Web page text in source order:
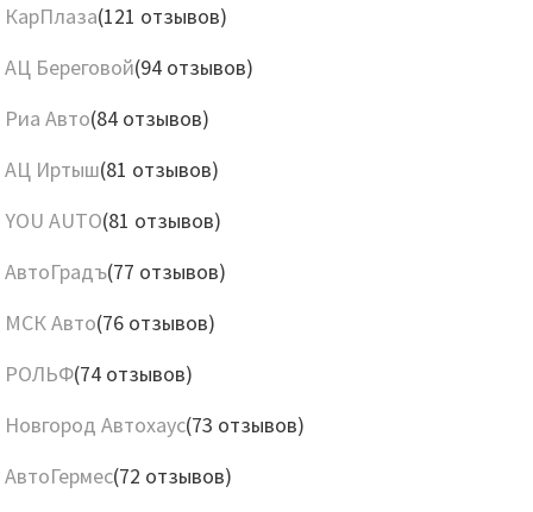
КарПлаза(121 отзывов)
АЦ Береговой(94 отзывов)
Риа Авто(84 отзывов)
АЦ Иртыш(81 отзывов)
YOU AUTO(81 отзывов)
АвтоГрадъ(77 отзывов)
МСК Авто(76 отзывов)
РОЛЬФ(74 отзывов)
Новгород Автохаус(73 отзывов)
АвтоГермес(72 отзывов)